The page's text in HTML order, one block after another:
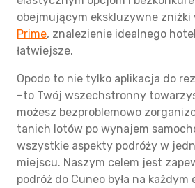
obejmującym ekskluzywne zniżki
Prime, znalezienie idealnego
łatwiejsze.
Opodo to nie tylko aplikacja do
–to Twój wszechstronny
możesz bezproblemowo
tanich lotów po wynajem
wszystkie aspekty podróży w
miejscu. Naszym celem jest
podróż do Cuneo była na